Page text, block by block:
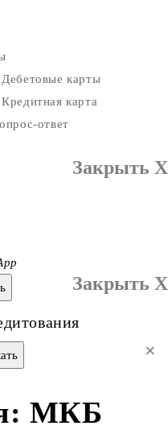
Дебетовые карты
Кредитная карта
ответ
Закрыть X
Закрыть X
×
МКБ